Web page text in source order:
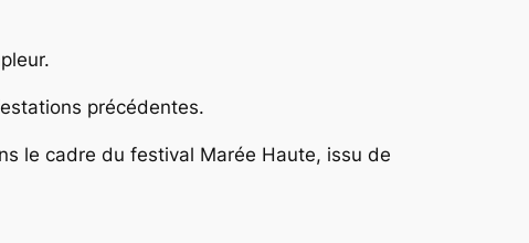
précédentes.
le cadre du festival Marée Haute, issu de